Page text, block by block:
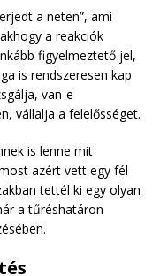
a neten”, ami
a reakciók
figyelmeztető jel,
is rendszeresen kap
van-e
vállalja a felelősséget.
is lenne mit
azért vett egy fél
tettél ki egy olyan
a tűréshatáron